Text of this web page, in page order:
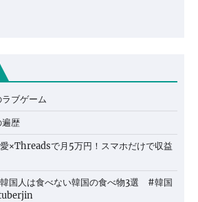
ブゲーム
遍歴
愛×Threadsで月5万円！スマホだけで収益
国人は食べない韓国の食べ物3選 #韓国